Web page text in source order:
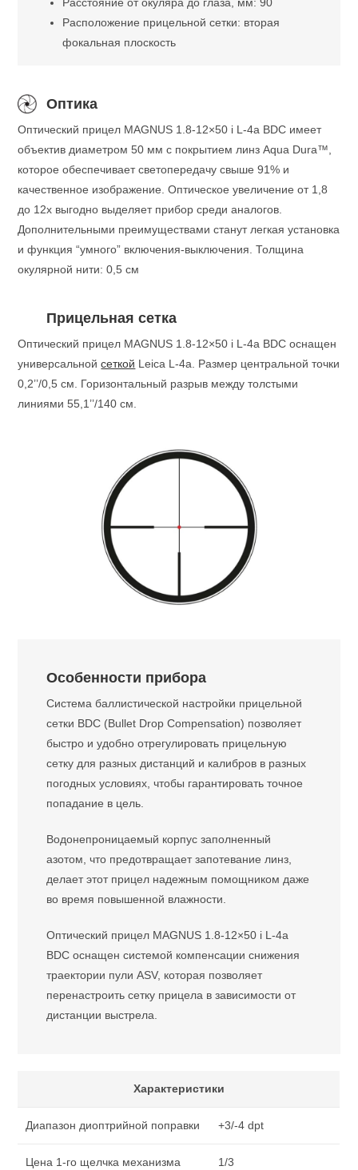
Расположение прицельной сетки: вторая
фокальная плоскость
Оптика
Оптический прицел MAGNUS 1.8-12×50 i L-4a BDC имеет
объектив диаметром 50 мм с покрытием линз Aqua Dura™,
которое обеспечивает светопередачу свыше 91% и
качественное изображение. Оптическое увеличение от 1,8
до 12х выгодно выделяет прибор среди аналогов.
Дополнительными преимуществами станут легкая установка
и функция “умного” включения-выключения. Толщина
окулярной нити: 0,5 см
Прицельная сетка
Оптический прицел MAGNUS 1.8-12×50 i L-4a BDC оснащен
универсальнойсеткой Leica L-4a. Размер центральной точки
0,2’’/0,5 см. Горизонтальный разрыв между толстыми
линиями 55,1’’/140 см.
Особенности прибора
Система баллистической настройки прицельной
сетки BDC (Bullet Drop Compensation) позволяет
быстро и удобно отрегулировать прицельную
сетку для разных дистанций и калибров в разных
погодных условиях, чтобы гарантировать точное
попадание в цель.
Водонепроницаемый корпус заполненный
азотом, что предотвращает запотевание линз,
делает этот прицел надежным помощником даже
во время повышенной влажности.
Оптический прицел MAGNUS 1.8-12×50 i L-4a
BDC оснащен системой компенсации снижения
траектории пули ASV, которая позволяет
перенастроить сетку прицела в зависимости от
дистанции выстрела.
Характеристики
Диапазон диоптрийной поправки +3/-4 dpt
Цена 1-го щелчка механизма
1/3